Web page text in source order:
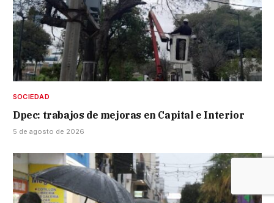
SOCIEDAD
Dpec: trabajos de mejoras en Capital e Interior
5 de agosto de 2026